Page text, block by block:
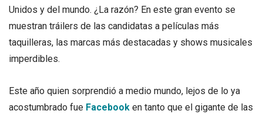
Unidos y del mundo. ¿La razón? En este gran evento se
muestran tráilers de las candidatas a películas más
taquilleras, las marcas más destacadas y shows musicales
imperdibles.
Este año quien sorprendió a medio mundo, lejos de lo ya
acostumbrado fue Facebook en tanto que el gigante de las